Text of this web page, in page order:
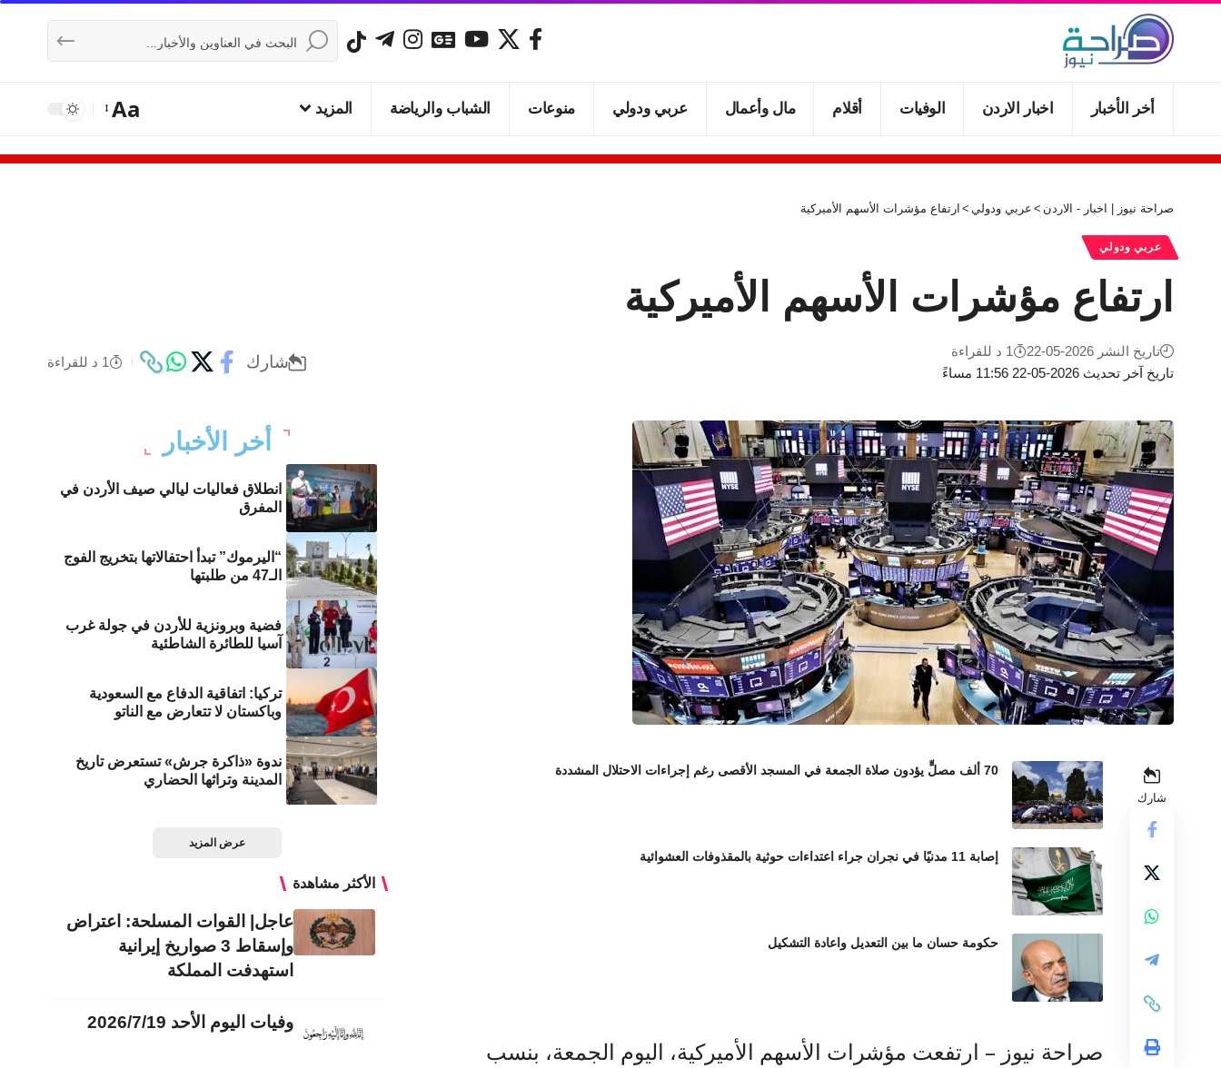
أخر الأخبار اخبار الاردن الوفيات أقلام مال وأعمال عربي ودولي منوعات الشباب والرياضة المزيد Aa
صراحة نيوز | اخبار - الاردن > عربي ودولي > ارتفاع مؤشرات الأسهم الأميركية
عربي ودولي
ارتفاع مؤشرات الأسهم الأميركية
تاريخ آخر تحديث 2026-05-22 11:56 مساءً
تاريخ النشر 2026-05-22 1 د للقراءة
شارك 1 د للقراءة
شارك
70 ألف مصلٍّ يؤدون صلاة الجمعة في المسجد الأقصى رغم إجراءات الاحتلال المشددة
إصابة 11 مدنيًا في نجران جراء اعتداءات حوثية بالمقذوفات العشوائية
حكومة حسان ما بين التعديل واعادة التشكيل
صراحة نيوز – ارتفعت مؤشرات الأسهم الأميركية، اليوم الجمعة، بنسب
أخر الأخبار
انطلاق فعاليات ليالي صيف الأردن في
المفرق
“اليرموك” تبدأ احتفالاتها بتخريج الفوج
الـ47 من طلبتها
فضية وبرونزية للأردن في جولة غرب
آسيا للطائرة الشاطئية
تركيا: اتفاقية الدفاع مع السعودية
وباكستان لا تتعارض مع الناتو
ندوة «ذاكرة جرش» تستعرض تاريخ
المدينة وتراثها الحضاري
عرض المزيد
الأكثر مشاهدة
عاجل| القوات المسلحة: اعتراض
وإسقاط 3 صواريخ إيرانية
استهدفت المملكة
وفيات اليوم الأحد 2026/7/19